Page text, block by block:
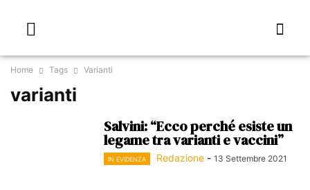
Home Tags Varianti
varianti
Salvini: “Ecco perché esiste un
legame tra varianti e vaccini”
IN EVIDENZA Redazione - 13 Settembre 2021